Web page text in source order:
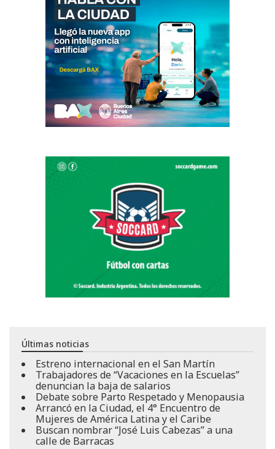
Últimas noticias
Estreno internacional en el San Martín
Trabajadores de “Vacaciones en la Escuelas”
denuncian la baja de salarios
Debate sobre Parto Respetado y Menopausia
Arrancó en la Ciudad, el 4° Encuentro de
Mujeres de América Latina y el Caribe
Buscan nombrar “José Luis Cabezas” a una
calle de Barracas